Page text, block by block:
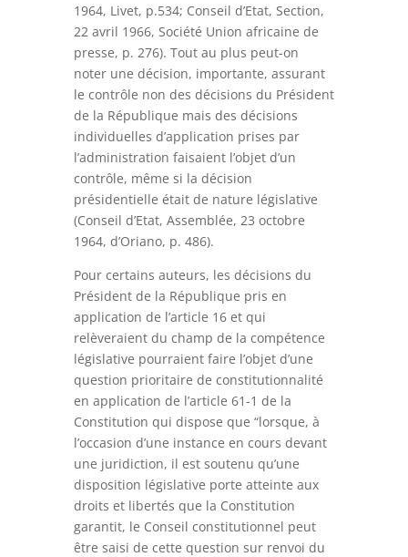
1964, Livet, p.534; Conseil d’Etat, Section,
22 avril 1966, Société Union africaine de
presse, p. 276). Tout au plus peut-on
noter une décision, importante, assurant
le contrôle non des décisions du Président
de la République mais des décisions
individuelles d’application prises par
l’administration faisaient l’objet d’un
contrôle, même si la décision
présidentielle était de nature législative
(Conseil d’Etat, Assemblée, 23 octobre
1964, d’Oriano, p. 486).
Pour certains auteurs, les décisions du
Président de la République pris en
application de l’article 16 et qui
relèveraient du champ de la compétence
législative pourraient faire l’objet d’une
question prioritaire de constitutionnalité
en application de l’article 61-1 de la
Constitution qui dispose que “lorsque, à
l’occasion d’une instance en cours devant
une juridiction, il est soutenu qu’une
disposition législative porte atteinte aux
droits et libertés que la Constitution
garantit, le Conseil constitutionnel peut
être saisi de cette question sur renvoi du